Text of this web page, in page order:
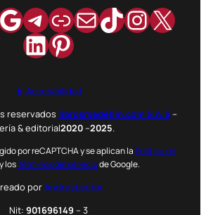
Telegram
Enlace
Correo
TikTok
X
LinkedIn
Pinterest
Accesibilidad
reservados librosmedellin.com S.A.S–
& editorial2020–2025.
por reCAPTCHA y se aplican laPolítica de
y losTérminos del serviciode Google.
porAndresLector
Nit: 901696149 – 3